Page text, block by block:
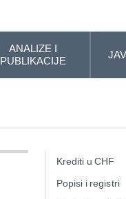
ANALIZE I
PUBLIKACIJE
Krediti u CHF
Popisi i registri